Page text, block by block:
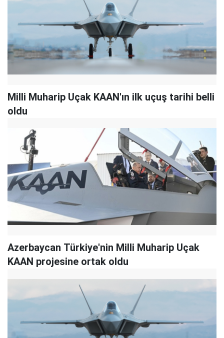
Milli Muharip Uçak KAAN'ın ilk uçuş tarihi belli
oldu
Azerbaycan Türkiye'nin Milli Muharip Uçak
KAAN projesine ortak oldu